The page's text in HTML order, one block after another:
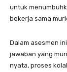
untuk
bekerja sama
Dalam asesmen
jawaban yang
nyata, proses